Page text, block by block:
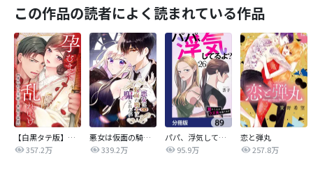
この作品の読者によく読まれている作品
【白黒タテ版】孕むまで乱れいけ～身代わり花嫁と軍服の猛愛
357.2万
悪女は仮面の騎士に騙されない
339.2万
パパ、浮気してるよ？娘と二人でクズ夫を捨てます【分冊版】
95.9万
恋と弾丸
257.8万